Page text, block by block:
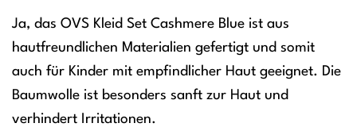
Ja, das OVS Kleid Set Cashmere Blue ist aus
hautfreundlichen Materialien gefertigt und somit
auch für Kinder mit empfindlicher Haut geeignet. Die
Baumwolle ist besonders sanft zur Haut und
verhindert Irritationen.